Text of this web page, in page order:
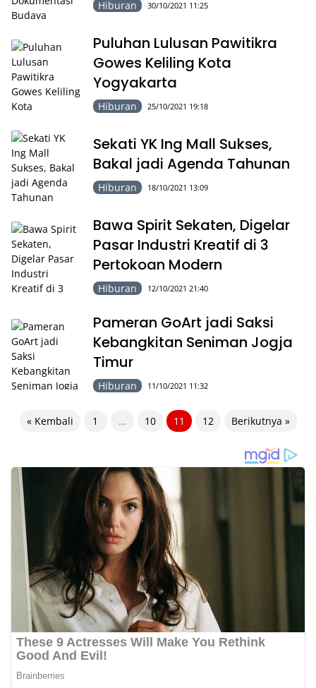
Hiburan 30/10/2021 11:25
Puluhan Lulusan Pawitikra
Gowes Keliling Kota
Yogyakarta
Hiburan 25/10/2021 19:18
Sekati YK Ing Mall Sukses,
Bakal jadi Agenda Tahunan
Hiburan 18/10/2021 13:09
Bawa Spirit Sekaten, Digelar
Pasar Industri Kreatif di 3
Pertokoan Modern
Hiburan 12/10/2021 21:40
Pameran GoArt jadi Saksi
Kebangkitan Seniman Jogja
Timur
Hiburan 11/10/2021 11:32
Paginasi
« Kembali 1 … 10 11 12 Berikutnya »